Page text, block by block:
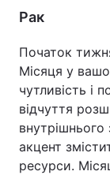
Рак
Початок
Місяця у
чутливість і
відчуття
акцент
ресурси.